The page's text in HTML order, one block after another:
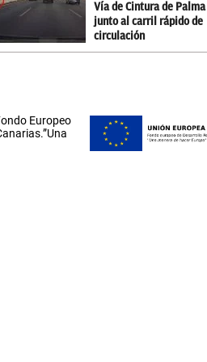
Vía de Cintura de Palma
junto al carril rápido de
circulación
Europeo